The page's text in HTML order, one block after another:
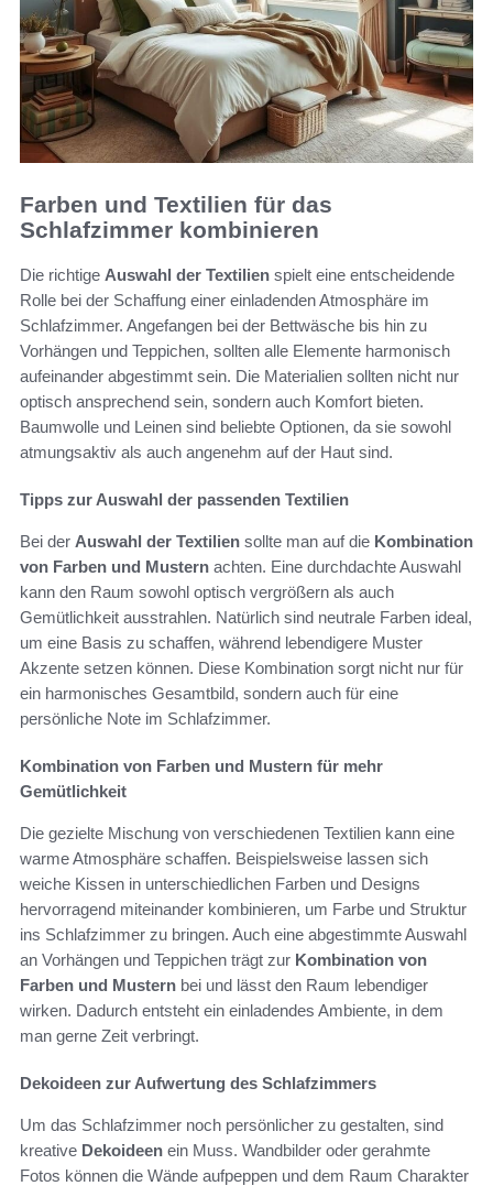
Farben und Textilien für das
Schlafzimmer kombinieren
Die richtige Auswahl der Textilien spielt eine entscheidende
Rolle bei der Schaffung einer einladenden Atmosphäre im
Schlafzimmer. Angefangen bei der Bettwäsche bis hin zu
Vorhängen und Teppichen, sollten alle Elemente harmonisch
aufeinander abgestimmt sein. Die Materialien sollten nicht nur
optisch ansprechend sein, sondern auch Komfort bieten.
Baumwolle und Leinen sind beliebte Optionen, da sie sowohl
atmungsaktiv als auch angenehm auf der Haut sind.
Tipps zur Auswahl der passenden Textilien
Bei der Auswahl der Textilien sollte man auf die Kombination
von Farben und Mustern achten. Eine durchdachte Auswahl
kann den Raum sowohl optisch vergrößern als auch
Gemütlichkeit ausstrahlen. Natürlich sind neutrale Farben ideal,
um eine Basis zu schaffen, während lebendigere Muster
Akzente setzen können. Diese Kombination sorgt nicht nur für
ein harmonisches Gesamtbild, sondern auch für eine
persönliche Note im Schlafzimmer.
Kombination von Farben und Mustern für mehr
Gemütlichkeit
Die gezielte Mischung von verschiedenen Textilien kann eine
warme Atmosphäre schaffen. Beispielsweise lassen sich
weiche Kissen in unterschiedlichen Farben und Designs
hervorragend miteinander kombinieren, um Farbe und Struktur
ins Schlafzimmer zu bringen. Auch eine abgestimmte Auswahl
an Vorhängen und Teppichen trägt zur Kombination von
Farben und Mustern bei und lässt den Raum lebendiger
wirken. Dadurch entsteht ein einladendes Ambiente, in dem
man gerne Zeit verbringt.
Dekoideen zur Aufwertung des Schlafzimmers
Um das Schlafzimmer noch persönlicher zu gestalten, sind
kreative Dekoideen ein Muss. Wandbilder oder gerahmte
Fotos können die Wände aufpeppen und dem Raum Charakter